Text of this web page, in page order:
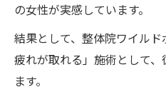
の女性が実感しています。
結果として、整体院ワイル
疲れが取れる」施術として
ます。